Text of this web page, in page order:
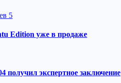
5
Edition уже в продаже
получил экспертное заключение